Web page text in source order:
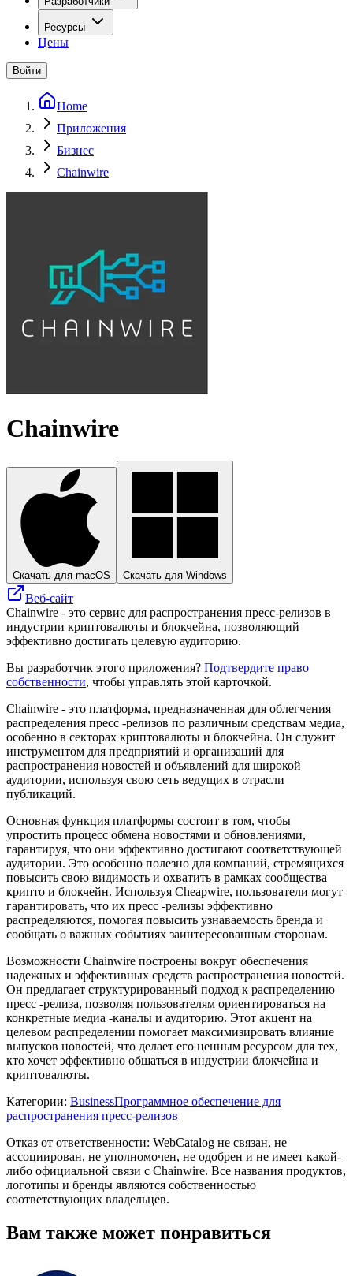
Ресурсы
Цены
Войти
Home
Приложения
Бизнес
Chainwire
Chainwire
Скачать для macOS Скачать для Windows
Веб-сайт
Chainwire - это сервис для распространения пресс-релизов в
индустрии криптовалюты и блокчейна, позволяющий
эффективно достигать целевую аудиторию.
Вы разработчик этого приложения? Подтвердите право
собственности, чтобы управлять этой карточкой.
Chainwire - это платформа, предназначенная для облегчения
распределения пресс -релизов по различным средствам медиа,
особенно в секторах криптовалюты и блокчейна. Он служит
инструментом для предприятий и организаций для
распространения новостей и объявлений для широкой
аудитории, используя свою сеть ведущих в отрасли
публикаций.
Основная функция платформы состоит в том, чтобы
упростить процесс обмена новостями и обновлениями,
гарантируя, что они эффективно достигают соответствующей
аудитории. Это особенно полезно для компаний, стремящихся
повысить свою видимость и охватить в рамках сообщества
крипто и блокчейн. Используя Cheapwire, пользователи могут
гарантировать, что их пресс -релизы эффективно
распределяются, помогая повысить узнаваемость бренда и
сообщать о важных событиях заинтересованным сторонам.
Возможности Chainwire построены вокруг обеспечения
надежных и эффективных средств распространения новостей.
Он предлагает структурированный подход к распределению
пресс -релиза, позволяя пользователям ориентироваться на
конкретные медиа -каналы и аудиторию. Этот акцент на
целевом распределении помогает максимизировать влияние
выпусков новостей, что делает его ценным ресурсом для тех,
кто хочет эффективно общаться в индустрии блокчейна и
криптовалюты.
Категории: BusinessПрограммное обеспечение для
распространения пресс-релизов
Отказ от ответственности: WebCatalog не связан, не
ассоциирован, не уполномочен, не одобрен и не имеет какой-
либо официальной связи с Chainwire. Все названия продуктов,
логотипы и бренды являются собственностью
соответствующих владельцев.
Вам также может понравиться